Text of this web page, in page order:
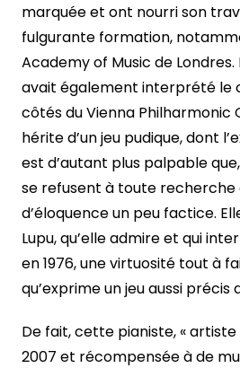
marquée et ont nourri son
fulgurante formation,
Academy of Music de Londres.
avait également interprété le
côtés du Vienna Philharmonic
hérite d’un jeu pudique, dont
est d’autant plus palpable
se refusent à toute recherche
d’éloquence un peu factice.
Lupu, qu’elle admire et qui
en 1976, une virtuosité tout à
qu’exprime un jeu aussi précis
De fait, cette pianiste, « artiste
2007 et récompensée à de